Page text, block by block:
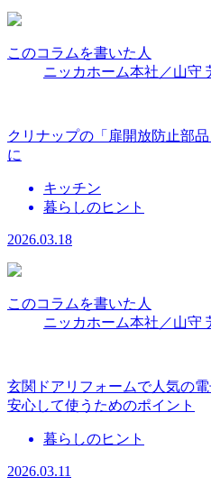
このコラムを書いた人
ニッカホーム本社／山守
クリナップの「扉開放防止部
に
キッチン
暮らしのヒント
2026.03.18
このコラムを書いた人
ニッカホーム本社／山守
玄関ドアリフォームで人気の
安心して使うためのポイント
暮らしのヒント
2026.03.11